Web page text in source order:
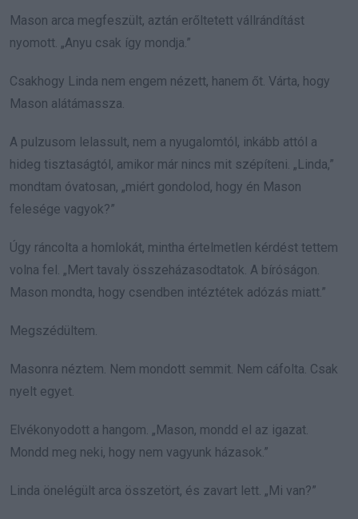
Mason arca megfeszült, aztán erőltetett vállrándítást
nyomott. „Anyu csak így mondja.”
Csakhogy Linda nem engem nézett, hanem őt. Várta, hogy
Mason alátámassza.
A pulzusom lelassult, nem a nyugalomtól, inkább attól a
hideg tisztaságtól, amikor már nincs mit szépíteni. „Linda,”
mondtam óvatosan, „miért gondolod, hogy én Mason
felesége vagyok?”
Úgy ráncolta a homlokát, mintha értelmetlen kérdést tettem
volna fel. „Mert tavaly összeházasodtatok. A bíróságon.
Mason mondta, hogy csendben intéztétek adózás miatt.”
Megszédültem.
Masonra néztem. Nem mondott semmit. Nem cáfolta. Csak
nyelt egyet.
Elvékonyodott a hangom. „Mason, mondd el az igazat.
Mondd meg neki, hogy nem vagyunk házasok.”
Linda önelégült arca összetört, és zavart lett. „Mi van?”